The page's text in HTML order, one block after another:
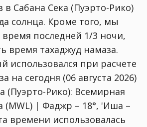
в Сабана Сека (Пуэрто-Рико)
солнца. Кроме того, мы
последней 1/3 ночи,
время тахаджуд намаза.
использовался при расчете
на сегодня (06 августа 2026)
(Пуэрто-Рико): Всемирная
(MWL) | Фаджр – 18°, 'Иша –
времени использовалась